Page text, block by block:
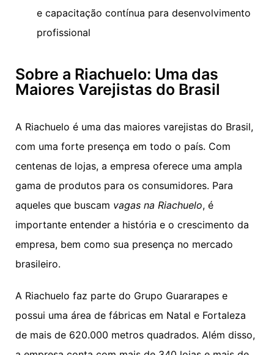
e capacitação contínua para desenvolvimento
profissional
Sobre a Riachuelo: Uma das
Maiores Varejistas do Brasil
A Riachuelo é uma das maiores varejistas do Brasil,
com uma forte presença em todo o país. Com
centenas de lojas, a empresa oferece uma ampla
gama de produtos para os consumidores. Para
aqueles que buscam vagas na Riachuelo, é
importante entender a história e o crescimento da
empresa, bem como sua presença no mercado
brasileiro.
A Riachuelo faz parte do Grupo Guararapes e
possui uma área de fábricas em Natal e Fortaleza
de mais de 620.000 metros quadrados. Além disso,